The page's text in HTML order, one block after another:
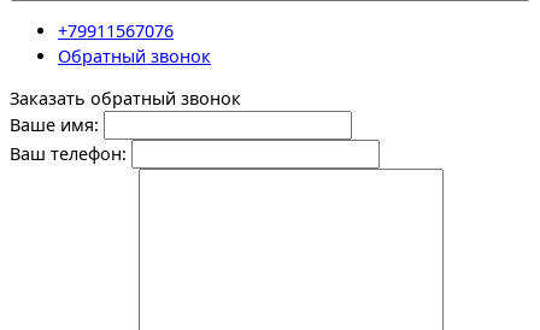
+79911567076
Обратный звонок
Заказать обратный звонок
Ваше имя:
Ваш телефон: